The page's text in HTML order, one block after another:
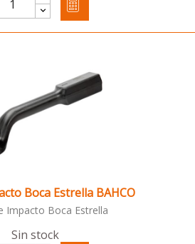
Boca Estrella BAHCO
Impacto Boca Estrella
Sin stock